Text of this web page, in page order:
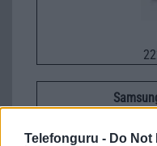
Telefonguru - Do Not